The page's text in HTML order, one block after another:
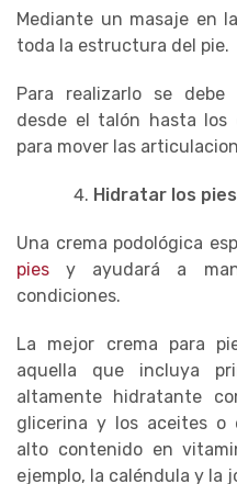
Mediante un masaje en
toda la estructura del pie.
Para realizarlo se debe
desde el talón hasta
para mover las
Hidratar los pies
Una crema podológica
pies y ayudará a
condiciones.
La mejor crema para
aquella que incluya
altamente hidratante
glicerina y los aceites o
alto contenido en
ejemplo, la caléndula y la